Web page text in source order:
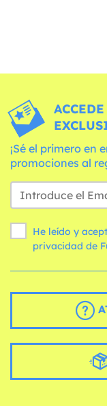
¡Sé el primero en
promociones al
He leído y
privacidad de